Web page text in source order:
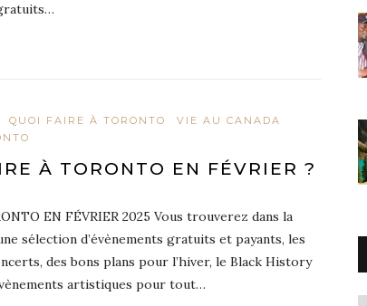
QUOI FAIRE À TORONTO
VIE AU CANADA
À TORONTO EN FÉVRIER ?
EN FÉVRIER 2025 Vous trouverez dans la
sélection d’évènements gratuits et payants, les
des bons plans pour l’hiver, le Black History
artistiques pour tout…